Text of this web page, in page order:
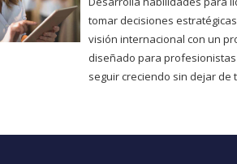
tomar decisiones
visión internacional con un
diseñado para
seguir creciendo sin dejar de